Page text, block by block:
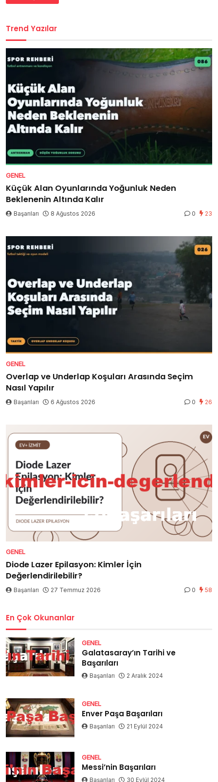
Trend Yazılar
GENEL
Küçük Alan Oyunlarında Yoğunluk Neden
Beklenenin Altında Kalır
Başarıları 8 Ağustos 2026 0 23
GENEL
Overlap ve Underlap Koşuları Arasında Seçim
Nasıl Yapılır
Başarıları 6 Ağustos 2026 0 26
GENEL
Diode Lazer Epilasyon: Kimler İçin
Değerlendirilebilir?
Başarıları 27 Temmuz 2026 0 58
En Çok Okunanlar
GENEL
Galatasaray’ın Tarihi ve
Başarıları
Başarıları 2 Aralık 2024
GENEL
Enver Paşa Başarıları
Başarıları 21 Eylül 2024
GENEL
Messi’nin Başarıları
Başarıları 30 Eylül 2024